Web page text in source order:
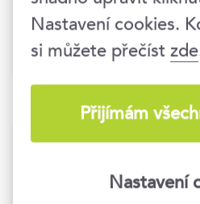
rozvíjeli svůj potenciál
zdraví.
Termíny
Nastavení cookies.
si můžete přečístzde
Přijímám
Nastavení